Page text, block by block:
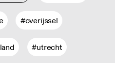
#overijssel
#utrecht